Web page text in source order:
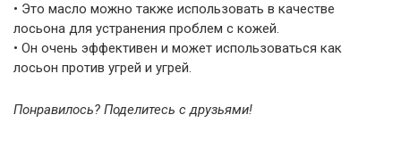
• Это масло можно также использовать в качестве
лосьона для устранения проблем с кожей.
• Он очень эффективен и может использоваться как
лосьон против угрей и угрей.
Понравилось? Поделитесь с друзьями!